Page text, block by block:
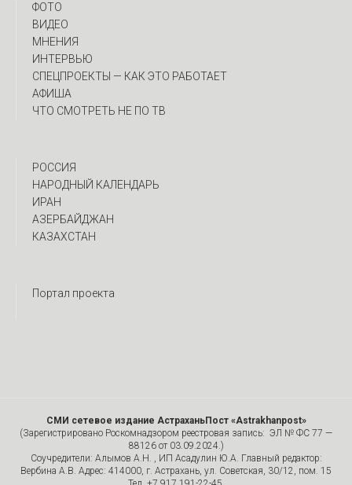
ФОТО
ВИДЕО
МНЕНИЯ
ИНТЕРВЬЮ
CПЕЦПРОЕКТЫ — КАК ЭТО РАБОТАЕТ
АФИША
ЧТО СМОТРЕТЬ НЕ ПО ТВ
РОССИЯ
НАРОДНЫЙ КАЛЕНДАРЬ
ИРАН
АЗЕРБАЙДЖАН
КАЗАХСТАН
Портал проекта
СМИ сетевое издание АстраханьПост «Astrakhanpost»
(Зарегистрировано Роскомнадзором реестровая запись: ЭЛ № ФС 77 —
88126 от 03.09.2024.)
Соучредители: Алымов А.Н. , ИП Асадулин Ю.А. Главный редактор:
Вербина А.В. Адрес: 414000, г. Астрахань, ул. Советская, 30/12, пом. 15